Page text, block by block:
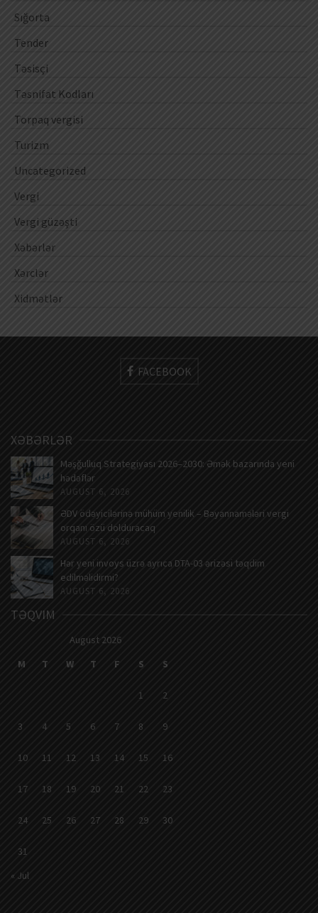
Sığorta
Tender
Təsisçi
Təsnifat Kodları
Torpaq vergisi
Turizm
Uncategorized
Vergi
Vergi güzəşti
Xəbərlər
Xərclər
Xidmətlər
FACEBOOK
XƏBƏRLƏR
Məşğulluq Strategiyası 2026–2030: Əmək bazarında yeni
hədəflər
AUGUST 6, 2026
ƏDV ödəyicilərinə mühüm yenilik – Bəyannamələri vergi
orqanı özü dolduracaq
AUGUST 6, 2026
Hər yeni invoys üzrə ayrıca DTA-03 ərizəsi təqdim
edilməlidirmi?
AUGUST 6, 2026
TƏQVIM
August 2026
M
T W T F S S
1 2
3 4 5 6 7 8 9
10 11 12 13 14 15 16
17 18 19 20 21 22 23
24 25 26 27 28 29 30
31
« Jul